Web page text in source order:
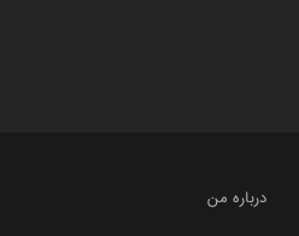
درباره من